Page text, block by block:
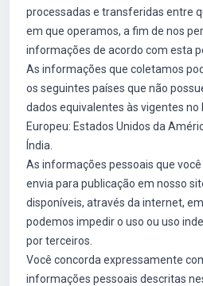
processadas e transferidas entre
em que operamos, a fim de nos
informações de acordo com esta
As informações que coletamos
os seguintes países que não
dados equivalentes às vigentes no
Europeu: Estados Unidos da
Índia.
As informações pessoais que
envia para publicação em nosso
disponíveis, através da internet,
podemos impedir o uso ou uso
por terceiros.
Você concorda expressamente
informações pessoais descritas